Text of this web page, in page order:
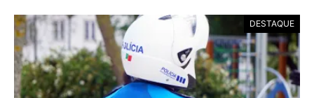
DESTAQUE